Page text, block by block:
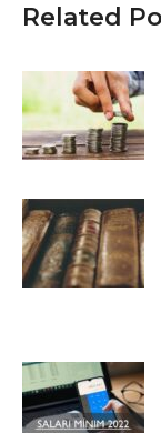
Related